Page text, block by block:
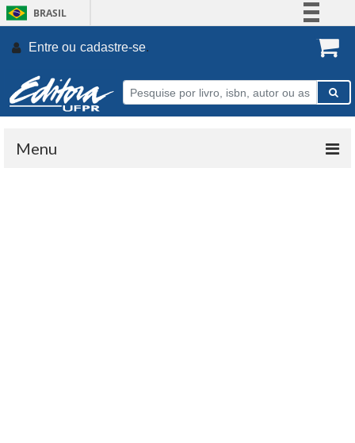
BRASIL
Participe
Entre ou cadastre-se.
Menu